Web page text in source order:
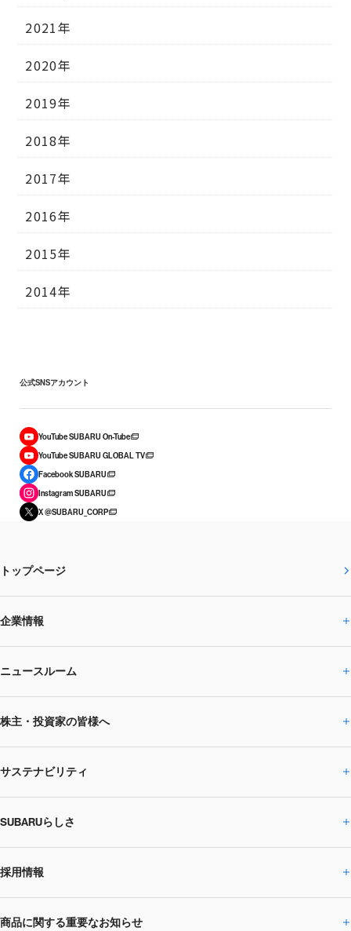
2021年
2020年
2019年
2018年
2017年
2016年
2015年
2014年
公式SNSアカウント
YouTube SUBARU On-Tube
YouTube SUBARU GLOBAL TV
Facebook SUBARU
Instagram SUBARU
X @SUBARU_CORP
トップページ
企業情報
企業情報トップ
SUBARUのありたい姿
SUBARU 2025方針
事業所・関係会社
ニュースルーム
ニュースルームトップ
ニュースリリース
閉じる
株主・投資家の皆様へ
株主・投資家の皆様へトップ
企業・経営
IRライブラリー
サステナビリティ
サステナビリティトップ
CEOサステナビリティ
環境
SUBARUらしさ
SUBARUらしさトップ
SUBARUびと
採用情報
採用情報トップ
商品に関する重要なお知らせ